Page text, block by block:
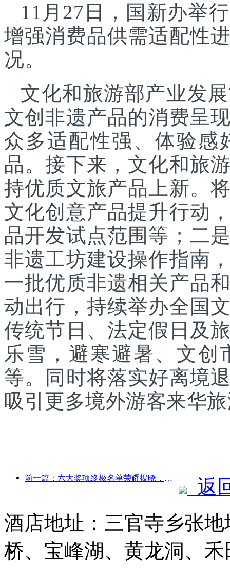
11月27日，国新办举
增强消费品供需适配性
况。
文化和旅游部产业发
文创非遗产品的消费呈
众多适配性强、体验感
品。接下来，文化和旅
持优质文旅产品上新。
文化创意产品提升行动
品开发试点范围等；二
非遗工坊建设操作指南
一批优质非遗相关产品
动出行，持续举办全国
传统节日、法定假日及
乐雪，避寒避暑、文创
等。同时将落实好离境
吸引更多境外游客来华
前一篇：六大奖项终极名单荣耀揭晓，百余酒店及企业斩获年度奖项！
返
酒店地址：三官寺乡张
桥、宝峰湖、黄龙洞、